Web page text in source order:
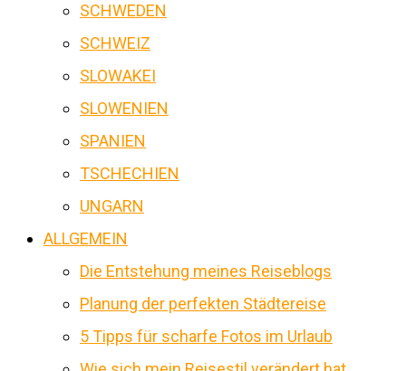
SCHWEDEN
SCHWEIZ
SLOWAKEI
SLOWENIEN
SPANIEN
TSCHECHIEN
UNGARN
ALLGEMEIN
Die Entstehung meines Reiseblogs
Planung der perfekten Städtereise
5 Tipps für scharfe Fotos im Urlaub